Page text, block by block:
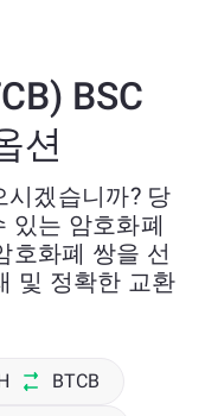
BSC
션
시겠습니까? 당
있는 암호화폐
호화폐 쌍을 선
및 정확한 교환
BTCB